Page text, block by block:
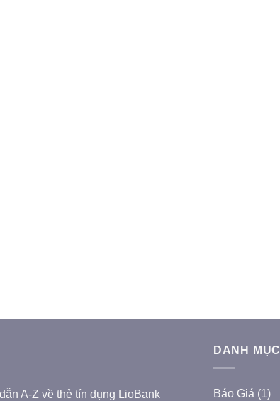
A-Z về thẻ tín dụng LioBank
DANH MỤC
Báo Giá (1)